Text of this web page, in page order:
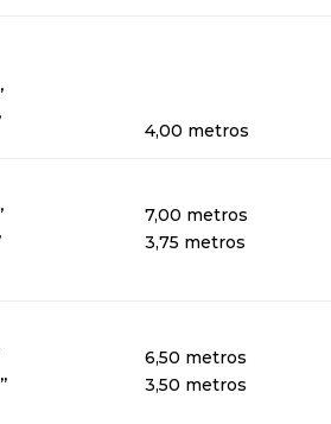
4,00 metros
7,00 metros
3,75 metros
6,50 metros
3,50 metros